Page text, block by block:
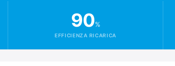
90%
EFFICIENZA RICARICA